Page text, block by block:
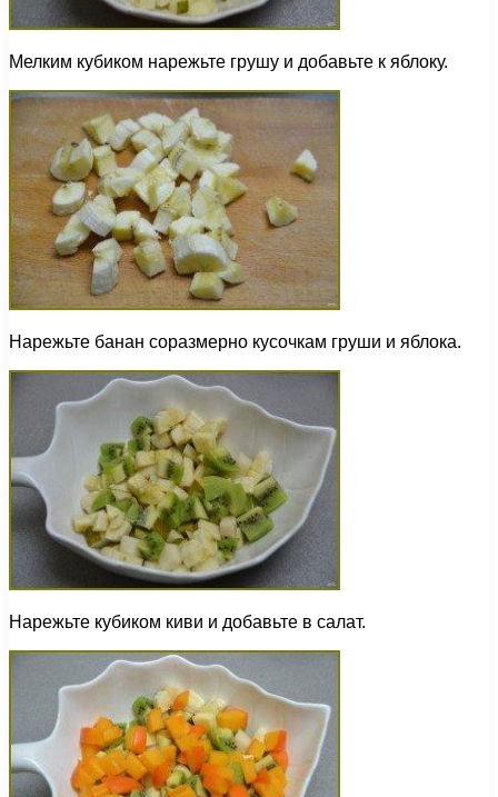
Мелким кубиком нарежьте грушу и добавьте к яблоку.
Нарежьте банан соразмерно кусочкам груши и яблока.
Нарежьте кубиком киви и добавьте в салат.